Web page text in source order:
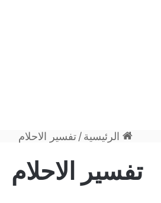
الرئيسية/تفسير الاحلام
تفسير الاحلام